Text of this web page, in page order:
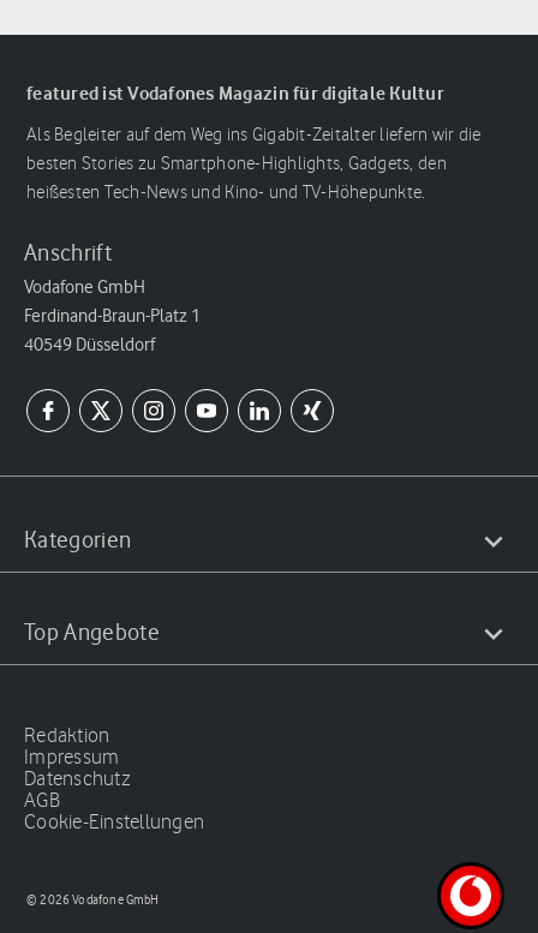
featured ist Vodafones Magazin für digitale Kultur
Als Begleiter auf dem Weg ins Gigabit-Zeitalter liefern wir die
besten Stories zu Smartphone-Highlights, Gadgets, den
heißesten Tech-News und Kino- und TV-Höhepunkte.
Anschrift
Vodafone GmbH
Ferdinand-Braun-Platz 1
40549 Düsseldorf
Kategorien
Top Angebote
Redaktion
Impressum
Datenschutz
AGB
Cookie-Einstellungen
© 2026 Vodafone GmbH